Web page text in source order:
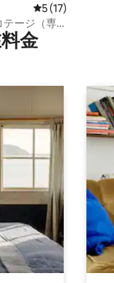
レビュー17件、
5 (17)
テージ（専
金